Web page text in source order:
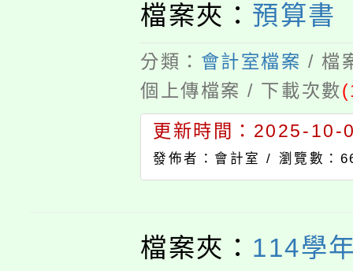
檔案夾： 預算書
分類： 會計室檔案 / 檔
個上傳檔案 / 下載次數
更新時間：2025-10-
發佈者：會計室 / 瀏覽數：
檔案夾： 114學